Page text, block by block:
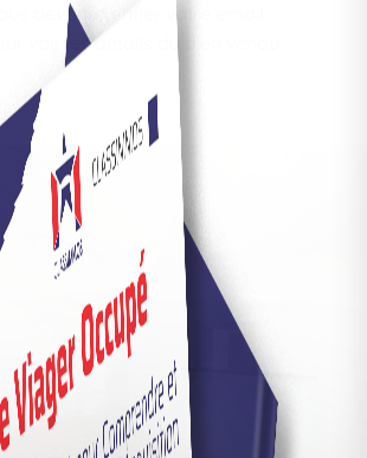
devons vérifier votre email
voir les détails du bien vendu